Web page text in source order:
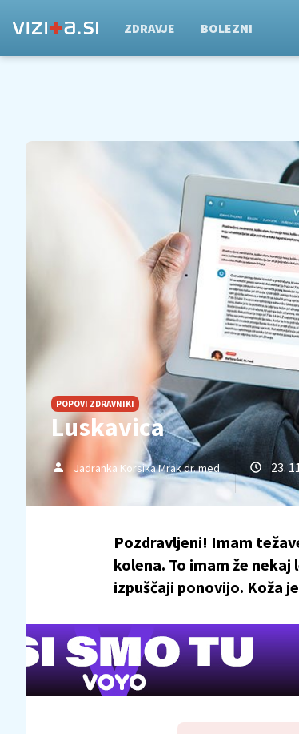
ZDRAVJE BOLEZNI
POPOVI ZDRAVNIKI
Luskavica
Jadranka Korsika Mrak dr. med. 23.
Pozdravljeni! Imam
kolena. To imam že
izpuščaji ponovijo. Koža